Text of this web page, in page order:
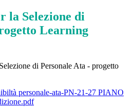
la Selezione di
Learning
di Personale Ata - progetto
personale-ata-PN-21-27 PIANO